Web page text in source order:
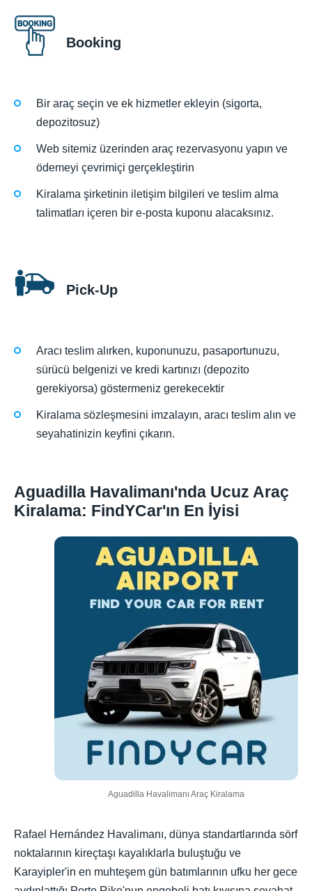
Booking
Bir araç seçin ve ek hizmetler ekleyin (sigorta,
depozitosuz)
Web sitemiz üzerinden araç rezervasyonu yapın ve
ödemeyi çevrimiçi gerçekleştirin
Kiralama şirketinin iletişim bilgileri ve teslim alma
talimatları içeren bir e-posta kuponu alacaksınız.
Pick-Up
Aracı teslim alırken, kuponunuzu, pasaportunuzu,
sürücü belgenizi ve kredi kartınızı (depozito
gerekiyorsa) göstermeniz gerekecektir
Kiralama sözleşmesini imzalayın, aracı teslim alın ve
seyahatinizin keyfini çıkarın.
Aguadilla Havalimanı'nda Ucuz Araç
Kiralama: FindYCar'ın En İyisi
Aguadilla Havalimanı Araç Kiralama
Rafael Hernández Havalimanı, dünya standartlarında sörf
noktalarının kireçtaşı kayalıklarla buluştuğu ve
Karayipler'in en muhteşem gün batımlarının ufku her gece